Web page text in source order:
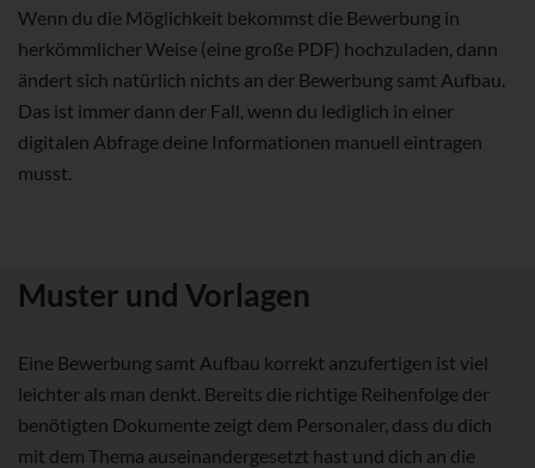
Wenn du die Möglichkeit bekommst die Bewerbung in
herkömmlicher Weise (eine große PDF) hochzuladen, dann
ändert sich natürlich nichts an der Bewerbung samt Aufbau.
Das ist immer dann der Fall, wenn du lediglich in einer
digitalen Abfrage deine Informationen manuell eintragen
musst.
Muster und Vorlagen
Eine Bewerbung samt Aufbau korrekt anzufertigen ist viel
leichter als man denkt. Bereits die richtige Reihenfolge der
benötigten Dokumente zeigt dem Personaler, dass du dich
mit dem Thema auseinandergesetzt hast und dich an die